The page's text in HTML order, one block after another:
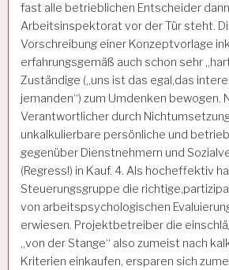
fast alle betrieblichen Entscheider
Arbeitsinspektorat vor der Tür steht.
Vorschreibung einer Konzeptvorlage
erfahrungsgemäß auch schon sehr
Zuständige („uns ist das egal,das
jemanden“) zum Umdenken bewogen.
Verantwortlicher durch
unkalkulierbare persönliche und
gegenüber Dienstnehmern und
(Regress!) in Kauf. 4. Als hocheffektiv
Steuerungsgruppe die
von arbeitspsychologischen
erwiesen. Projektbetreiber die
„von der Stange“ also zumeist nach
Kriterien einkaufen, ersparen sich